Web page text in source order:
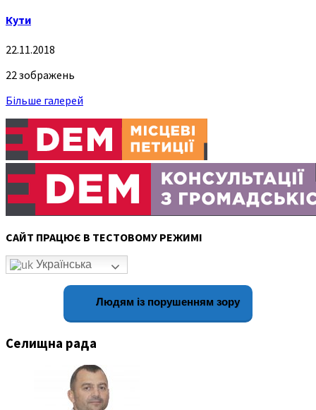
Кути
22.11.2018
22 зображень
Більше галерей
САЙТ ПРАЦЮЄ В ТЕСТОВОМУ РЕЖИМІ
Українська
Людям із порушенням зору
Селищна рада